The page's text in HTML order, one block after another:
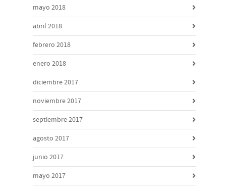
mayo 2018
abril 2018
febrero 2018
enero 2018
diciembre 2017
noviembre 2017
septiembre 2017
agosto 2017
junio 2017
mayo 2017